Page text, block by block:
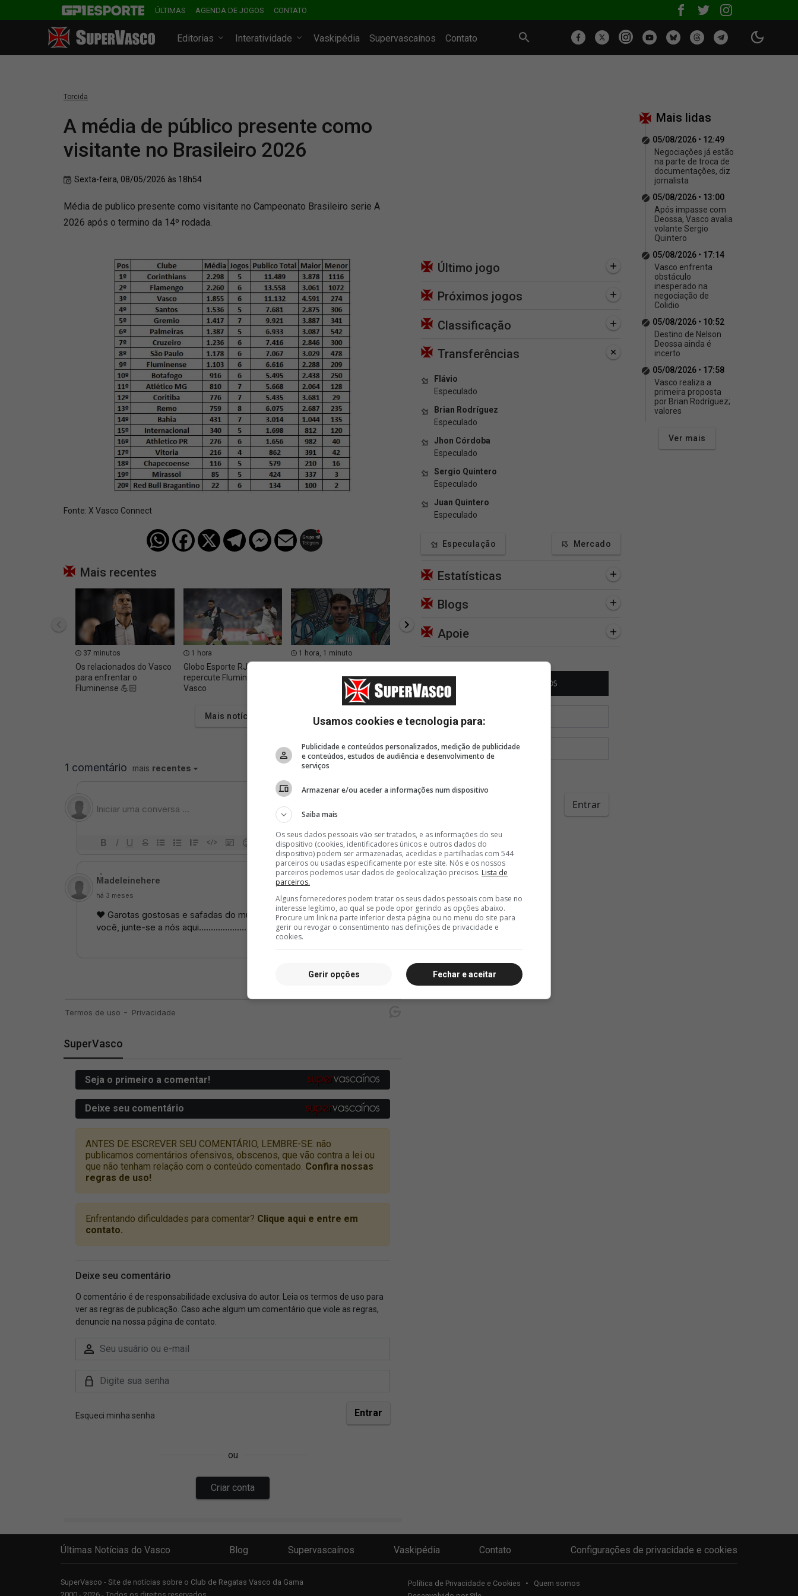
ÚLTIMAS AGENDA DE JOGOS CONTATO
Editorias Interatividade Vaskipédia Supervascaínos Contato
Torcida
A média de público presente como
visitante no Brasileiro 2026
Sexta-feira, 08/05/2026 às 18h54
Média de publico presente como visitante no Campeonato Brasileiro serie A
2026 após o termino da 14º rodada.
Fonte: X Vasco Connect
Mais recentes
37 minutos
Os relacionados do Vasco
para enfrentar o
Fluminense 💪🏻
1 hora
Globo Esporte RJ
repercute Fluminense x
Vasco
1 hora, 1 minuto
elenco do Racing nesta
quarta (05); motivo
renovação de volante ✍️
Sub-18: Vasco é superado
Mais notícias
SuperVasco
Último jogo
Próximos jogos
Classificação
Transferências
Flávio
Especulado
Brian Rodríguez
Especulado
Jhon Córdoba
Especulado
Sergio Quintero
Especulado
Juan Quintero
Especulado
Especulação Mercado
Estatísticas
Blogs
Apoie
Mais lidas
05/08/2026 • 12:49
Negociações já estão
na parte de troca de
documentações, diz
jornalista
05/08/2026 • 13:00
Após impasse com
Deossa, Vasco avalia
volante Sergio
Quintero
05/08/2026 • 17:14
Vasco enfrenta
obstáculo
inesperado na
negociação de
Colidio
05/08/2026 • 10:52
Destino de Nelson
Deossa ainda é
incerto
05/08/2026 • 17:58
Vasco realiza a
primeira proposta
por Brian Rodríguez;
valores
Ver mais
Últimas Notícias do Vasco Blog Supervascaínos Vaskipédia Contato Configurações de privacidade e cookies
SuperVasco - Site de notícias sobre o Club de Regatas Vasco da Gama
Política de Privacidade e Cookies •
Quem somos
Usamos cookies e tecnologia para:
Publicidade e conteúdos personalizados, medição de publicidade
e conteúdos, estudos de audiência e desenvolvimento de
serviços
Armazenar e/ou aceder a informações num dispositivo
Saiba mais
Os seus dados pessoais vão ser tratados, e as informações do seu
dispositivo (cookies, identificadores únicos e outros dados do
dispositivo) podem ser armazenadas, acedidas e partilhadas com 544
parceiros ou usadas especificamente por este site. Nós e os nossos
parceiros podemos usar dados de geolocalização precisos. Lista de
parceiros.
Alguns fornecedores podem tratar os seus dados pessoais com base no
interesse legítimo, ao qual se pode opor gerindo as opções abaixo.
Procure um link na parte inferior desta página ou no menu do site para
gerir ou revogar o consentimento nas definições de privacidade e
cookies.
Fechar e aceitar
Gerir opções